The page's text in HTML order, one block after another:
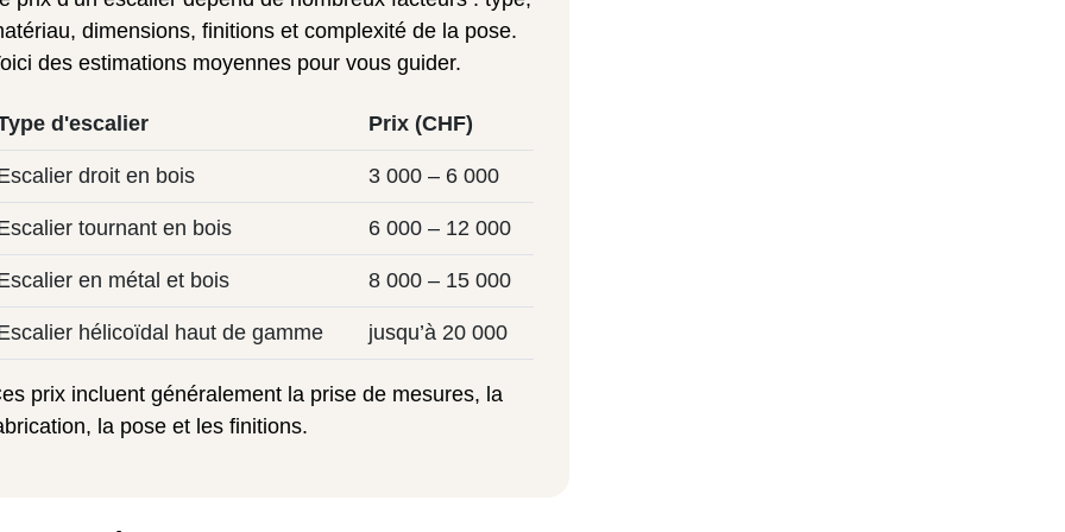
dimensions, finitions et complexité de la pose.
des estimations moyennes pour vous guider.
d'escalier Prix (CHF)
droit en bois 3 000 – 6 000
tournant en bois 6 000 – 12 000
en métal et bois 8 000 – 15 000
hélicoïdal haut de gamme jusqu’à 20 000
prix incluent généralement la prise de mesures, la
la pose et les finitions.